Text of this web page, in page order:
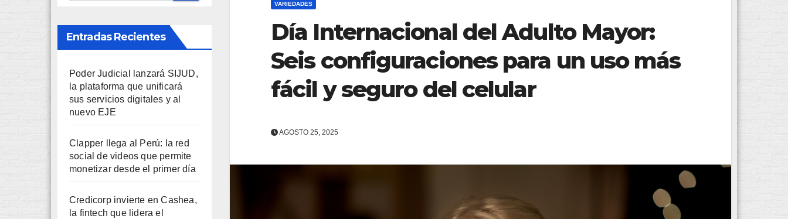
Entradas Recientes
Poder Judicial lanzará SIJUD,
la plataforma que unificará
sus servicios digitales y al
nuevo EJE
Clapper llega al Perú: la red
social de videos que permite
monetizar desde el primer día
Credicorp invierte en Cashea,
la fintech que lidera el
VARIEDADES
Día Internacional del Adulto Mayor:
Seis configuraciones para un uso más
fácil y seguro del celular
AGOSTO 25, 2025